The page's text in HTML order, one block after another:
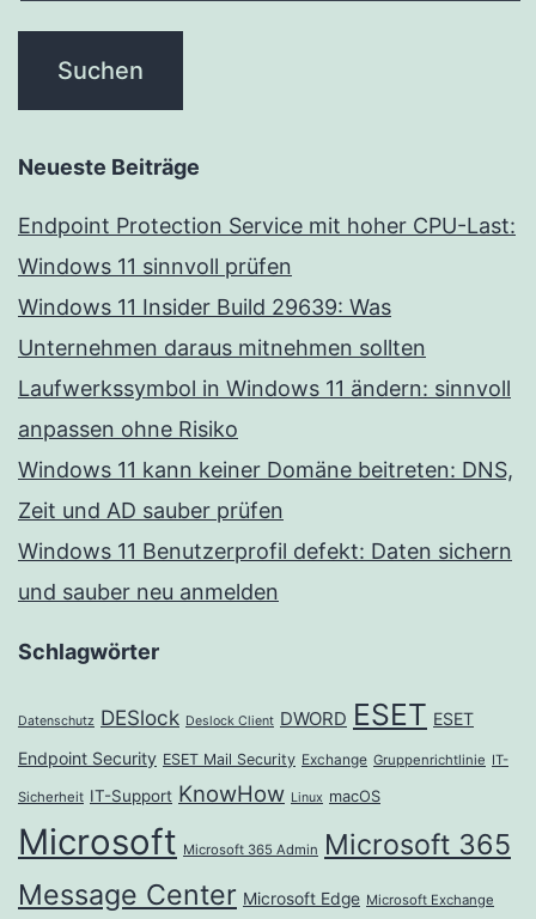
Neueste Beiträge
Endpoint Protection Service mit hoher CPU-Last:
Windows 11 sinnvoll prüfen
Windows 11 Insider Build 29639: Was
Unternehmen daraus mitnehmen sollten
Laufwerkssymbol in Windows 11 ändern: sinnvoll
anpassen ohne Risiko
Windows 11 kann keiner Domäne beitreten: DNS,
Zeit und AD sauber prüfen
Windows 11 Benutzerprofil defekt: Daten sichern
und sauber neu anmelden
Schlagwörter
Datenschutz DESlock Deslock Client DWORD ESET ESET
Endpoint Security ESET Mail Security Exchange Gruppenrichtlinie IT-
Sicherheit IT-Support KnowHow Linux macOS
Microsoft Microsoft 365 Admin Microsoft 365
Message Center Microsoft Edge Microsoft Exchange